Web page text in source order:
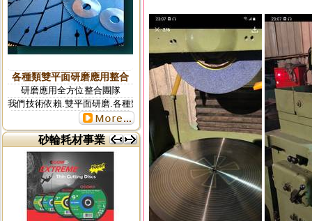
各種類雙平面研磨應用整合
研磨應用全方位整合團隊
我們技術依賴.雙平面研磨.各種類研磨全方位整合團隊
更多...
砂輪耗材事業